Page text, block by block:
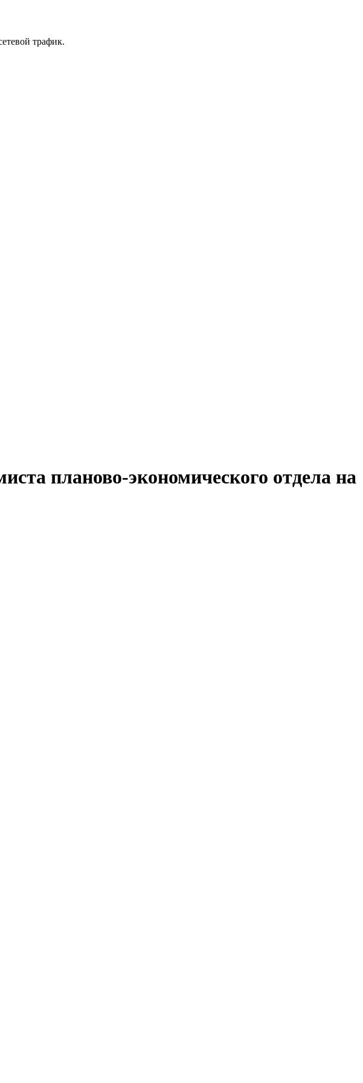
трафик.
планово-экономического отдела на